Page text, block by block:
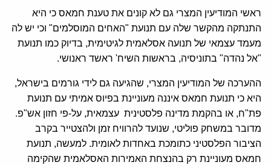
ראשי המודיעין המצרי גם לא קונים את טענת חמאס כי היא
התנתקה מהקשר שלה עם תנועת "האחים המוסלמים" וכי יש לה
מעמד עצמאי של תנועה אסלאמית לגיטימית, בדיוק כמו תנועת
"אל נהדה" בתוניסיה, בראשות השיח' ראשד ראנושי.
ההערכה של המודיעין המצרי, שהגיעה גם לידי גורמים בישראל,
היא כי תנועת חמאס איננה מעוניינת בפיוס אמיתי עם תנועת
פת"ח, או בהקמת מדינה פלסטינית עצמאית, על-פי חזון אש"פ.
מדובר במשחק פוליטי, שנועד להרוויח זמן ולהצטייר בקרב
הציבור הפלסטיני כתומכת באחדות לאומית. למעשה, תנועת
חמאס מעוניינת רק בהנצחת האמירות האסלאמית שהקימה